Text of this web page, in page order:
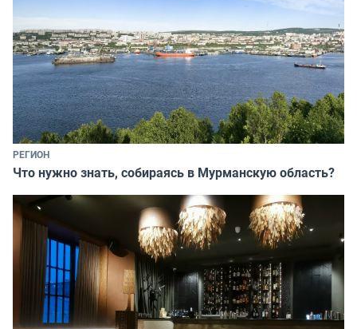
РЕГИОН
Что нужно знать, собираясь в Мурманскую область?